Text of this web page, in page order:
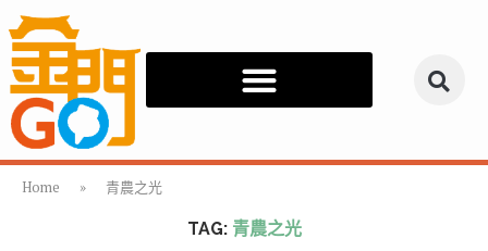
Home » 青農之光
TAG: 青農之光